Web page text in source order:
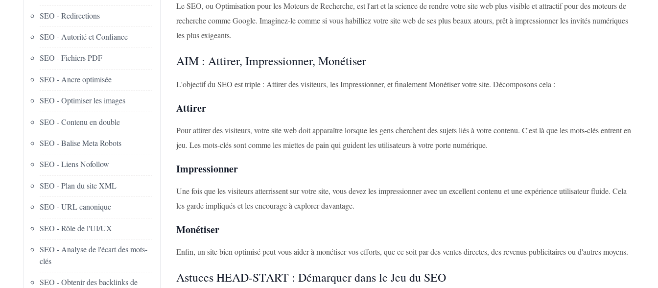
SEO - Redirections
SEO - Autorité et Confiance
SEO - Fichiers PDF
SEO - Ancre optimisée
SEO - Optimiser les images
SEO - Contenu en double
SEO - Balise Meta Robots
SEO - Liens Nofollow
SEO - Plan du site XML
SEO - URL canonique
SEO - Rôle de l'UI/UX
SEO - Analyse de l'écart des mots-
clés
SEO - Obtenir des backlinks de
Le SEO, ou Optimisation pour les Moteurs de Recherche, est l'art et la science de rendre votre site web plus visible et attractif pour des moteurs de
recherche comme Google. Imaginez-le comme si vous habilliez votre site web de ses plus beaux atours, prêt à impressionner les invités numériques
les plus exigeants.
AIM : Attirer, Impressionner, Monétiser
L'objectif du SEO est triple : Attirer des visiteurs, les Impressionner, et finalement Monétiser votre site. Décomposons cela :
Attirer
Pour attirer des visiteurs, votre site web doit apparaître lorsque les gens cherchent des sujets liés à votre contenu. C'est là que les mots-clés entrent en
jeu. Les mots-clés sont comme les miettes de pain qui guident les utilisateurs à votre porte numérique.
Impressionner
Une fois que les visiteurs atterrissent sur votre site, vous devez les impressionner avec un excellent contenu et une expérience utilisateur fluide. Cela
les garde impliqués et les encourage à explorer davantage.
Monétiser
Enfin, un site bien optimisé peut vous aider à monétiser vos efforts, que ce soit par des ventes directes, des revenus publicitaires ou d'autres moyens.
Astuces HEAD-START : Démarquer dans le Jeu du SEO